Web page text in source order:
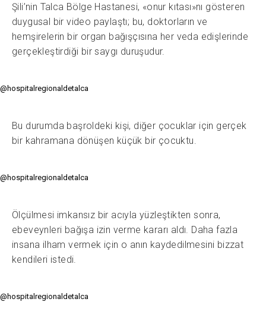
Şili’nin Talca Bölge Hastanesi, «onur kıtası»nı gösteren
duygusal bir video paylaştı; bu, doktorların ve
hemşirelerin bir organ bağışçısına her veda edişlerinde
gerçekleştirdiği bir saygı duruşudur.
@hospitalregionaldetalca
Bu durumda başroldeki kişi, diğer çocuklar için gerçek
bir kahramana dönüşen küçük bir çocuktu.
@hospitalregionaldetalca
Ölçülmesi imkansız bir acıyla yüzleştikten sonra,
ebeveynleri bağışa izin verme kararı aldı. Daha fazla
insana ilham vermek için o anın kaydedilmesini bizzat
kendileri istedi.
@hospitalregionaldetalca